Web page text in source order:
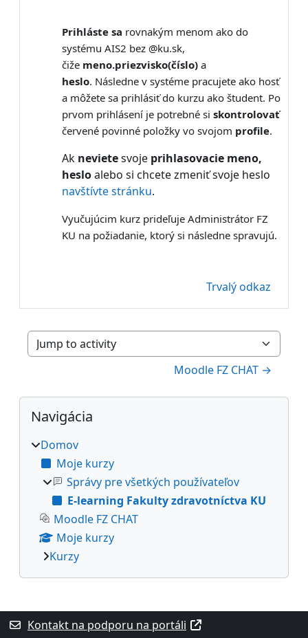
Prihláste sa rovnakým menom ako do
systému AIS2 bez @ku.sk,
čiže meno.priezvisko(číslo) a
heslo. Následne v systéme pracujete ako hosť
a môžete sa prihlásiť do kurzu ako študent. Po
prvom prihlásení je potrebné si skontrolovať
červené povinné položky vo svojom profile.
Ak nevietesvoje prihlasovacie meno,
hesloalebo si chcete zmeniť svoje heslo
navštívte stránku.
Vyučujúcim kurz prideľuje Administrátor FZ
KU na požiadanie, ktorý si následne spravujú.
Trvalý odkaz
Jump to activity
Moodle FZ CHAT →
Bloky
Preskočiť Navigácia
Navigácia
Domov
Moje kurzy
Správy pre všetkých používateľov
E-learning Fakulty zdravotníctva KU
Moodle FZ CHAT
Moje kurzy
Kurzy
Dodatočné bloky
Kontakt na podporu na portáli